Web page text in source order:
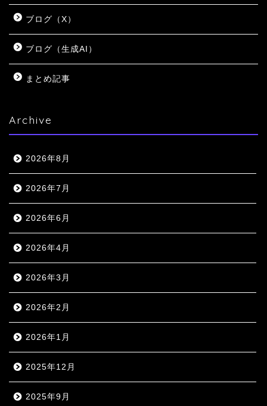
ブログ（X）
ブログ（生成AI）
まとめ記事
Archive
2026年8月
2026年7月
2026年6月
2026年4月
2026年3月
2026年2月
2026年1月
2025年12月
2025年9月